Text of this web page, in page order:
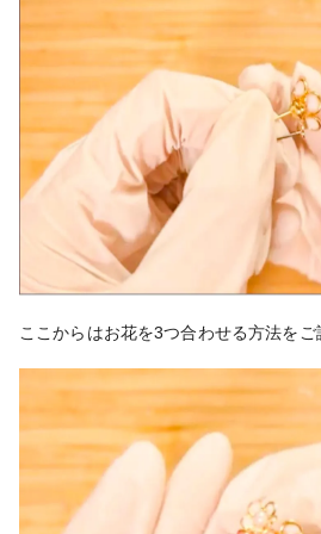
ここからはお花を3つ合わせる方法をご